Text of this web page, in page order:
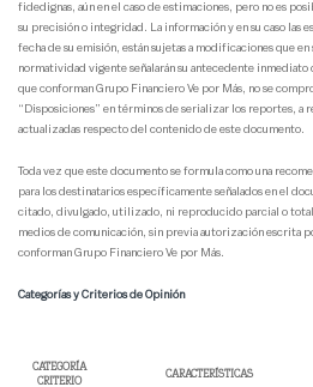
fidedignas, aún en el caso de estimaciones, pero no es
su precisión o integridad. La información y en su caso las
fecha de su emisión, están sujetas a modificaciones que
normatividad vigente señalarán su antecedente
que conforman Grupo Financiero Ve por Más, no se
“Disposiciones” en términos de serializar los reportes, a
actualizadas respecto del contenido de este documento.
Toda vez que este documento se formula como una
para los destinatarios específicamente señalados en el
citado, divulgado, utilizado, ni reproducido parcial o
medios de comunicación, sin previa autorización escrita
conforman Grupo Financiero Ve por Más.
Categorías y Criterios de Opinión
CATEGORÍA
CRITERIO
CARACTERÍSTICAS